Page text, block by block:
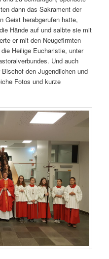
dann das Sakrament der
Geist herabgerufen hatte,
Hände auf und salbte sie mit
er mit den Neugefirmten
Heilige Eucharistie, unter
Und auch
den Jugendlichen und
Fotos und kurze